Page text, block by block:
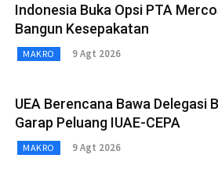
Indonesia Buka Opsi PTA
Bangun Kesepakatan
MAKRO 9 Agt 2026
UEA Berencana Bawa Delegasi
Garap Peluang IUAE-CEPA
MAKRO 9 Agt 2026